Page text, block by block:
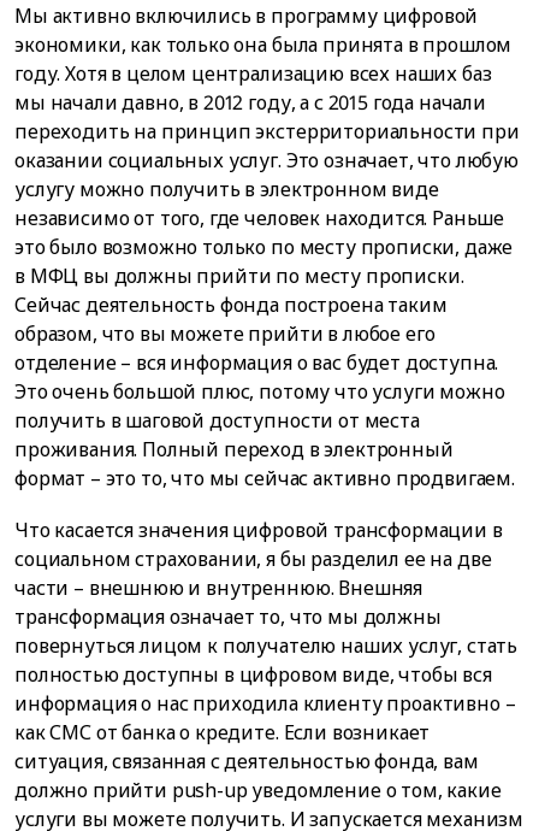
Мы активно включились в программу цифровой
экономики, как только она была принята в прошлом
году. Хотя в целом централизацию всех наших баз
мы начали давно, в 2012 году, а с 2015 года начали
переходить на принцип экстерриториальности при
оказании социальных услуг. Это означает, что любую
услугу можно получить в электронном виде
независимо от того, где человек находится. Раньше
это было возможно только по месту прописки, даже
в МФЦ вы должны прийти по месту прописки.
Сейчас деятельность фонда построена таким
образом, что вы можете прийти в любое его
отделение – вся информация о вас будет доступна.
Это очень большой плюс, потому что услуги можно
получить в шаговой доступности от места
проживания. Полный переход в электронный
формат – это то, что мы сейчас активно продвигаем.
Что касается значения цифровой трансформации в
социальном страховании, я бы разделил ее на две
части – внешнюю и внутреннюю. Внешняя
трансформация означает то, что мы должны
повернуться лицом к получателю наших услуг, стать
полностью доступны в цифровом виде, чтобы вся
информация о нас приходила клиенту проактивно –
как СМС от банка о кредите. Если возникает
ситуация, связанная с деятельностью фонда, вам
должно прийти push-up уведомление о том, какие
услуги вы можете получить. И запускается механизм